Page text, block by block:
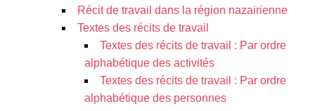
Récit de travail dans la région nazairienne
Textes des récits de travail
Textes des récits de travail : Par ordre
alphabétique des activités
Textes des récits de travail : Par ordre
alphabétique des personnes